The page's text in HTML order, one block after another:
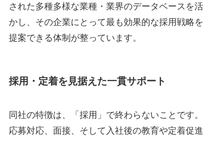
された多種多様な業種・業界のデータベースを活
かし、その企業にとって最も効果的な採用戦略を
提案できる体制が整っています。
採用・定着を見据えた一貫サポート
同社の特徴は、「採用」で終わらないことです。
応募対応、面接、そして入社後の教育や定着促進